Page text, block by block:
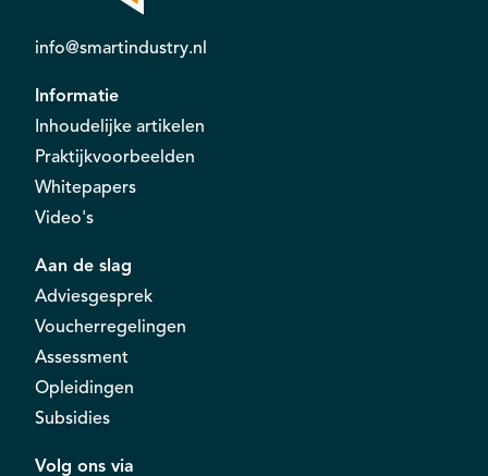
info@smartindustry.nl
Informatie
Inhoudelijke artikelen
Praktijkvoorbeelden
Whitepapers
Video's
Aan de slag
Adviesgesprek
Voucherregelingen
Assessment
Opleidingen
Subsidies
Volg ons via